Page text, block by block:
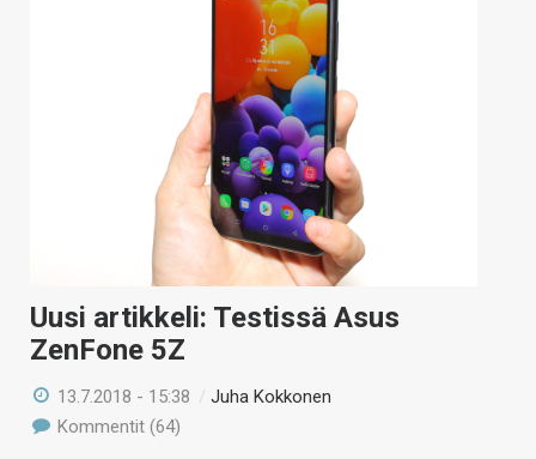
Uusi artikkeli: Testissä Asus
ZenFone 5Z
13.7.2018 - 15:38 /Juha Kokkonen
Kommentit (64)